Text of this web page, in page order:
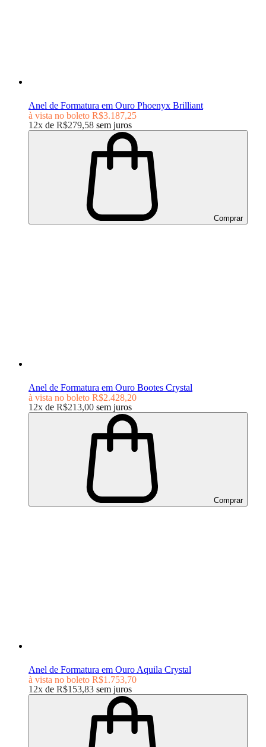
Anel de Formatura em Ouro Phoenyx Brilliant
à vista no boleto R$3.187,25
12x de R$279,58 sem juros
Comprar
Anel de Formatura em Ouro Bootes Crystal
à vista no boleto R$2.428,20
12x de R$213,00 sem juros
Comprar
Anel de Formatura em Ouro Aquila Crystal
à vista no boleto R$1.753,70
12x de R$153,83 sem juros